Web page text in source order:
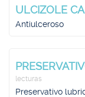
ULCIZOLE
Antiulceroso
lecturas
Preservativo